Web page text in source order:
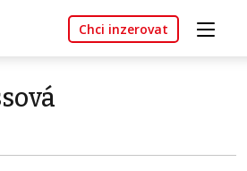
Chci inzerovat